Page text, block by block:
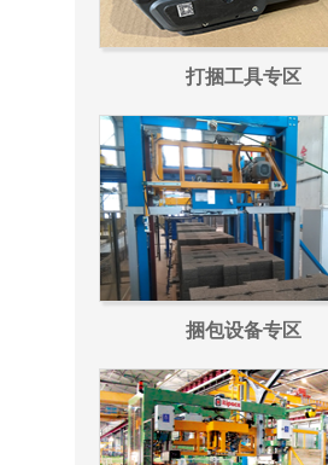
打捆工具专区
捆包设备专区